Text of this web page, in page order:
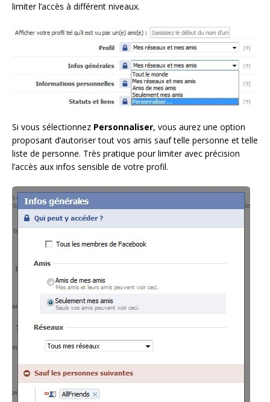
limiter l’accès à différent niveaux.
Si vous sélectionnez Personnaliser, vous aurez une option
proposant d’autoriser tout vos amis sauf telle personne et telle
liste de personne. Très pratique pour limiter avec précision
l’accès aux infos sensible de votre profil.